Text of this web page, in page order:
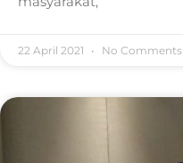
22 April 2021 No Comments